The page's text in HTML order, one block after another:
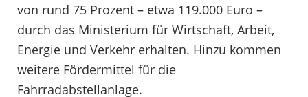
von rund 75 Prozent – etwa 119.000 Euro –
durch das Ministerium für Wirtschaft, Arbeit,
Energie und Verkehr erhalten. Hinzu kommen
weitere Fördermittel für die
Fahrradabstellanlage.